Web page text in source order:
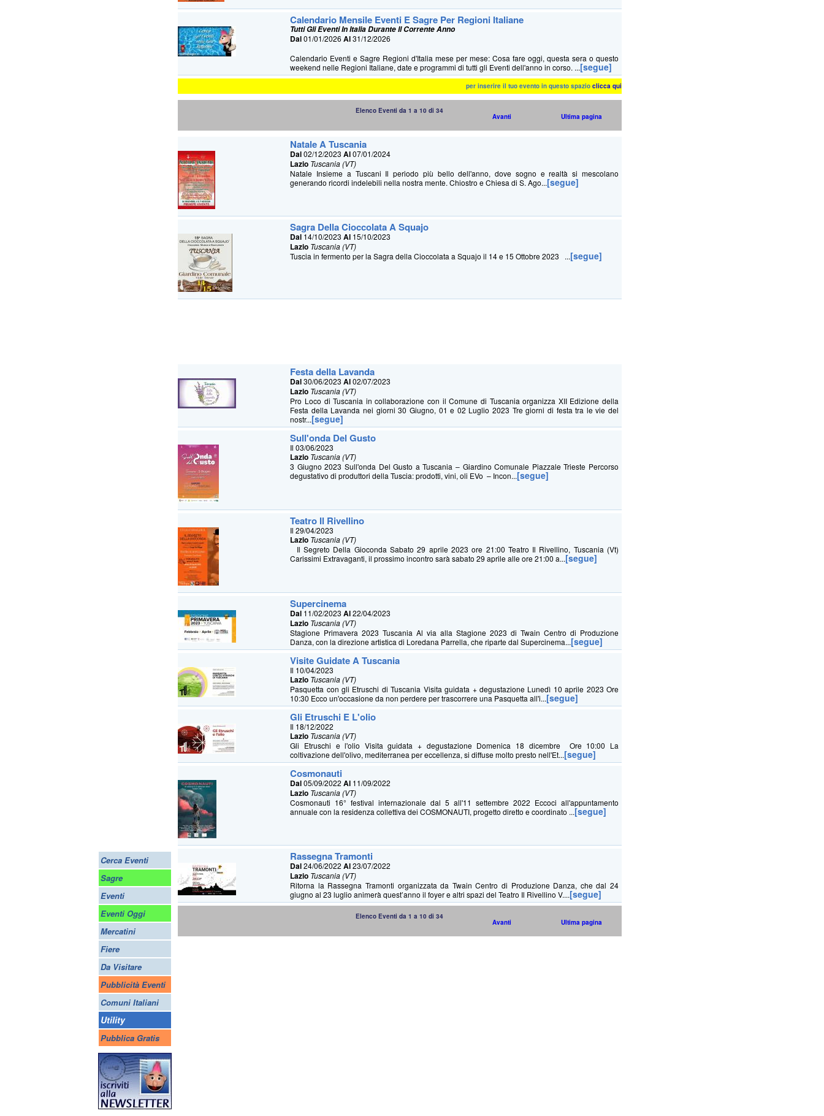
Cerca Eventi
Sagre
Eventi
Eventi Oggi
Mercatini
Fiere
Da Visitare
Pubblicità Eventi
Comuni Italiani
Utility
Pubblica Gratis
Calendario Mensile Eventi E Sagre Per Regioni Italiane
Tutti Gli Eventi In Italia Durante Il Corrente Anno
Dal01/01/2026Al31/12/2026
Calendario Eventi e Sagre Regioni d'Italia mese per mese: Cosa fare oggi, questa sera o questo
weekend nelle Regioni Italiane, date e programmi di tutti gli Eventi dell'anno in corso. ...[segue]
per inserire il tuo evento in questo spazio clicca qui
Elenco Eventi da 1 a 10 di 34
Avanti Ultima pagina
Natale A Tuscania
Dal02/12/2023Al07/01/2024
Lazio Tuscania (VT)
Natale Insieme a Tuscani Il periodo più bello dell'anno, dove sogno e realtà si mescolano
generando ricordi indelebili nella nostra mente. Chiostro e Chiesa di S. Ago...[segue]
Sagra Della Cioccolata A Squajo
Dal 14/10/2023Al 15/10/2023
Lazio Tuscania (VT)
Tuscia in fermento per la Sagra della Cioccolata a Squajo il 14 e 15 Ottobre 2023 ...[segue]
Festa della Lavanda
Dal30/06/2023Al02/07/2023
Lazio Tuscania (VT)
Pro Loco di Tuscania in collaborazione con il Comune di Tuscania organizza XII Edizione della
Festa della Lavanda nei giorni 30 Giugno, 01 e 02 Luglio 2023 Tre giorni di festa tra le vie del
nostr...[segue]
Sull'onda Del Gusto
Il 03/06/2023
Lazio Tuscania (VT)
3 Giugno 2023 Sull'onda Del Gusto a Tuscania – Giardino Comunale Piazzale Trieste Percorso
degustativo di produttori della Tuscia: prodotti, vini, oli EVo – Incon...[segue]
Teatro Il Rivellino
Il 29/04/2023
Lazio Tuscania (VT)
Il Segreto Della Gioconda Sabato 29 aprile 2023 ore 21:00 Teatro Il Rivellino, Tuscania (Vt)
Carissimi Extravaganti, il prossimo incontro sarà sabato 29 aprile alle ore 21:00 a...[segue]
Supercinema
Dal 11/02/2023Al22/04/2023
Lazio Tuscania (VT)
Stagione Primavera 2023 Tuscania Al via alla Stagione 2023 di Twain Centro di Produzione
Danza, con la direzione artistica di Loredana Parrella, che riparte dal Supercinema...[segue]
Visite Guidate A Tuscania
Il 10/04/2023
Lazio Tuscania (VT)
Pasquetta con gli Etruschi di Tuscania Visita guidata + degustazione Lunedì 10 aprile 2023 Ore
10:30 Ecco un'occasione da non perdere per trascorrere una Pasquetta all'i...[segue]
Gli Etruschi E L'olio
Il 18/12/2022
Lazio Tuscania (VT)
Gli Etruschi e l'olio Visita guidata + degustazione Domenica 18 dicembre Ore 10:00 La
coltivazione dell'olivo, mediterranea per eccellenza, si diffuse molto presto nell'Et...[segue]
Cosmonauti
Dal05/09/2022Al 11/09/2022
Lazio Tuscania (VT)
Cosmonauti 16° festival internazionale dal 5 all'11 settembre 2022 Eccoci all'appuntamento
annuale con la residenza collettiva dei COSMONAUTI, progetto diretto e coordinato ...[segue]
Rassegna Tramonti
Dal24/06/2022Al23/07/2022
Lazio Tuscania (VT)
Ritorna la Rassegna Tramonti organizzata da Twain Centro di Produzione Danza, che dal 24
giugno al 23 luglio animerà quest’anno il foyer e altri spazi del Teatro Il Rivellino V....[segue]
Elenco Eventi da 1 a 10 di 34
Avanti Ultima pagina